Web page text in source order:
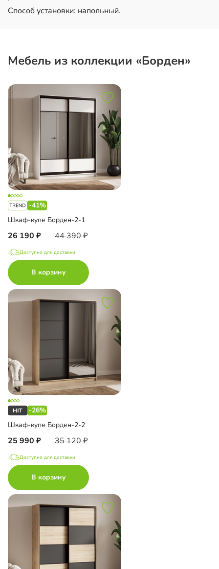
Способ установки: напольный.
Мебель из коллекции «Борден»
-41%
Шкаф-купе Борден-2-1
26 190 44 390
Доступно для доставки
В корзину
-26%
Шкаф-купе Борден-2-2
25 990 35 120
Доступно для доставки
В корзину